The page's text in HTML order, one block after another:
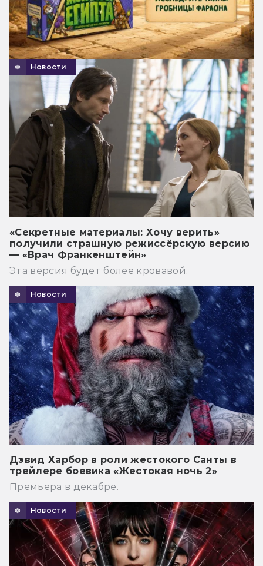
Новости
«Секретные материалы: Хочу верить»
получили страшную режиссёрскую версию
— «Врач Франкенштейн»
Эта версия будет более кровавой.
Новости
Дэвид Харбор в роли жестокого Санты в
трейлере боевика «Жестокая ночь 2»
Премьера в декабре.
Новости